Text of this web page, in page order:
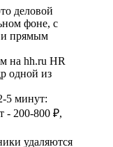
деловой
фоне, с
и прямым
на hh.ru HR
одной из
5 минут:
- 200-800 ₽,
удаляются